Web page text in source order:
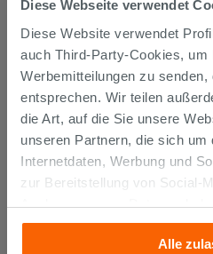
Diese Webseite verwendet
Diese Website verwendet
auch Third-Party-Cookies, um
Werbemitteilungen zu senden,
entsprechen. Wir teilen
die Art, auf die Sie unsere
unseren Partnern, die sich um
Internetdaten, Werbung und
zur Bereitstellung von Social-
Analyse unseres
anderen Informationen, die
die sie aufgrund Ihrer Alle
AUCH...